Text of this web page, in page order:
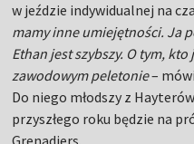
w jeździe indywidualnej na
mamy inne umiejętności. Ja
Ethan jest szybszy. O tym,
zawodowym peletonie–
Do niego młodszy z
przyszłego roku będzie na